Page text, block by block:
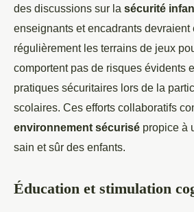
des discussions sur la sécurité
enseignants et encadrants devraient
régulièrement les terrains de jeux
comportent pas de risques évidents
pratiques sécuritaires lors de la
scolaires. Ces efforts collaboratifs
environnement sécurisé propice à
sain et sûr des enfants.
Éducation et stimulation